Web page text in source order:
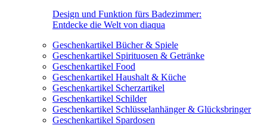
Design und Funktion fürs Badezimmer:
Entdecke die Welt von diaqua
Geschenkartikel Bücher & Spiele
Geschenkartikel Spirituosen & Getränke
Geschenkartikel Food
Geschenkartikel Haushalt & Küche
Geschenkartikel Scherzartikel
Geschenkartikel Schilder
Geschenkartikel Schlüsselanhänger & Glücksbringer
Geschenkartikel Spardosen